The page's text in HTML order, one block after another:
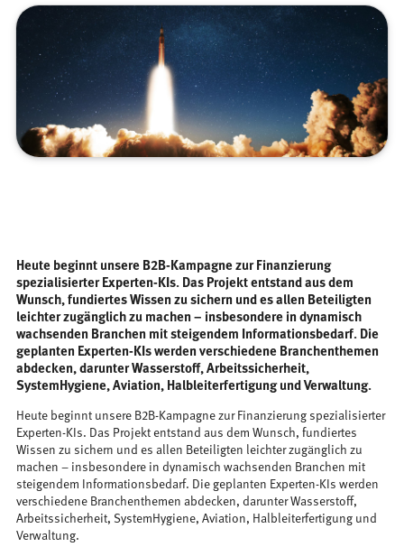
Heute beginnt unsere B2B-Kampagne zur Finanzierung
spezialisierter Experten-KIs. Das Projekt entstand aus dem
Wunsch, fundiertes Wissen zu sichern und es allen Beteiligten
leichter zugänglich zu machen – insbesondere in dynamisch
wachsenden Branchen mit steigendem Informationsbedarf. Die
geplanten Experten-KIs werden verschiedene Branchenthemen
abdecken, darunter Wasserstoff, Arbeitssicherheit,
SystemHygiene, Aviation, Halbleiterfertigung und Verwaltung.
Heute beginnt unsere B2B-Kampagne zur Finanzierung spezialisierter
Experten-KIs. Das Projekt entstand aus dem Wunsch, fundiertes
Wissen zu sichern und es allen Beteiligten leichter zugänglich zu
machen – insbesondere in dynamisch wachsenden Branchen mit
steigendem Informationsbedarf. Die geplanten Experten-KIs werden
verschiedene Branchenthemen abdecken, darunter Wasserstoff,
Arbeitssicherheit, SystemHygiene, Aviation, Halbleiterfertigung und
Verwaltung.